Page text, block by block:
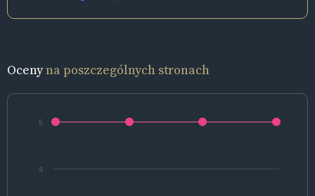
Ocenyna poszczególnych stronach
4
5